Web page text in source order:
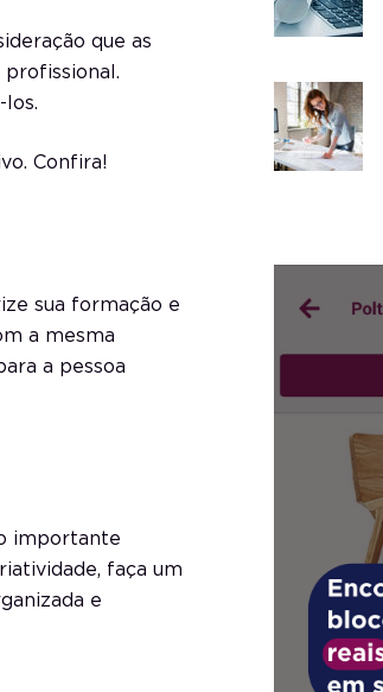
que as
profissional.
Confira!
sua formação e
a mesma
a pessoa
importante
faça um
e